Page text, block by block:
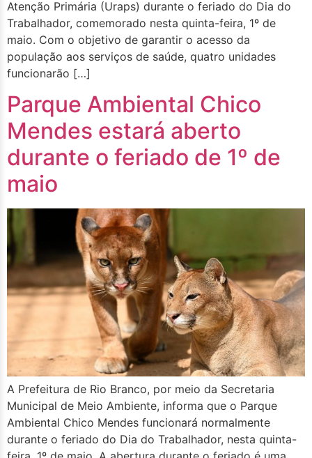
Atenção Primária (Uraps) durante o feriado do Dia do
Trabalhador, comemorado nesta quinta-feira, 1º de
maio. Com o objetivo de garantir o acesso da
população aos serviços de saúde, quatro unidades
funcionarão […]
Parque Ambiental Chico
Mendes estará aberto
durante o feriado de 1º de
maio
A Prefeitura de Rio Branco, por meio da Secretaria
Municipal de Meio Ambiente, informa que o Parque
Ambiental Chico Mendes funcionará normalmente
durante o feriado do Dia do Trabalhador, nesta quinta-